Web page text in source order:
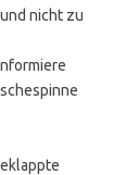
nicht zu